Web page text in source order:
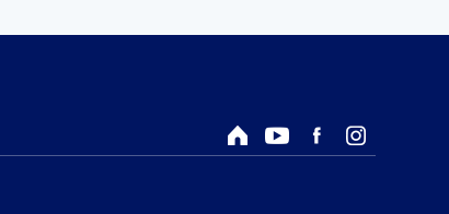
回首頁Youtube頻道
Facebook粉絲專頁
Instagram